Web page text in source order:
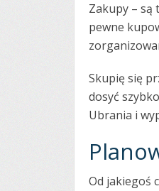
Zakupy – są
pewne
Skupię się
dosyć
Ubrania i
Od jakiegoś